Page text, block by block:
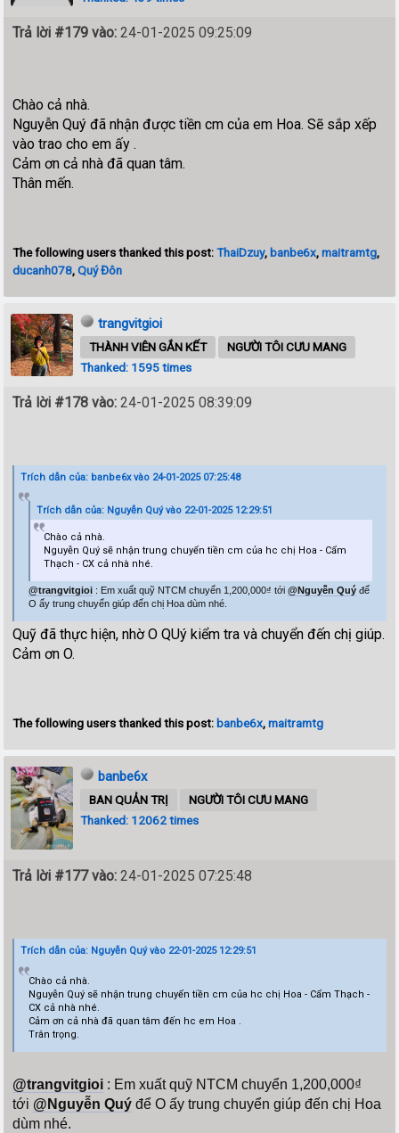
Trả lời #179 vào: 24-01-2025 09:25:09
Chào cả nhà.
Nguyễn Quý đã nhận được tiền cm của em Hoa. Sẽ sắp xếp
vào trao cho em ấy .
Cảm ơn cả nhà đã quan tâm.
Thân mến.
The following users thanked this post:ThaiDzuy, banbe6x,maitramtg,
ducanh078,Quý Đôn
trangvitgioi
THÀNH VIÊN GẮN KẾT
NGƯỜI TÔI CƯU MANG
Thanked: 1595 times
Trả lời #178 vào: 24-01-2025 08:39:09
Trích dẫn của: banbe6x vào 24-01-2025 07:25:48
Trích dẫn của: Nguyễn Quý vào 22-01-2025 12:29:51
Chào cả nhà.
Nguyễn Quý sẽ nhận trung chuyển tiền cm của hc chị Hoa - Cẩm
Thạch - CX cả nhà nhé.
@trangvitgioi: Em xuất quỹ NTCM chuyển 1,200,000₫ tới @Nguyễn Quýđể
O ấy trung chuyển giúp đến chị Hoa dùm nhé.
Quỹ đã thực hiện, nhờ O QUý kiểm tra và chuyển đến chị giúp.
Cảm ơn O.
The following users thanked this post: banbe6x,maitramtg
banbe6x
BAN QUẢN TRỊ
NGƯỜI TÔI CƯU MANG
Thanked: 12062 times
Trả lời #177 vào: 24-01-2025 07:25:48
Trích dẫn của: Nguyễn Quý vào 22-01-2025 12:29:51
Chào cả nhà.
Nguyễn Quý sẽ nhận trung chuyển tiền cm của hc chị Hoa - Cẩm Thạch -
CX cả nhà nhé.
Cảm ơn cả nhà đã quan tâm đến hc em Hoa .
Trân trọng.
@trangvitgioi : Em xuất quỹ NTCM chuyển 1,200,000₫
tới @Nguyễn Quý để O ấy trung chuyển giúp đến chị Hoa
dùm nhé.